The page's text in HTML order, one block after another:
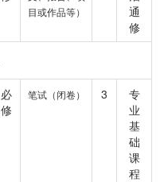
目或作品等）
通
修
必
修
笔试（闭卷） 3
专
业
基
础
课
程